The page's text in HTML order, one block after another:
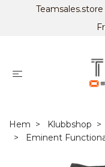
Hem Klubbshop
Eminent